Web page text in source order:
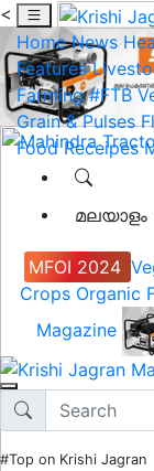
<
Home News
Features
Farming #FTB
Grain & Pulses
Food Receipes
മലയാളം
MFOI 2024
Crops Organic
Magazine
#Top on Krishi Jagran